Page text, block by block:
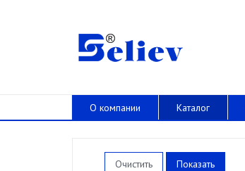
О компании Каталог
Очистить